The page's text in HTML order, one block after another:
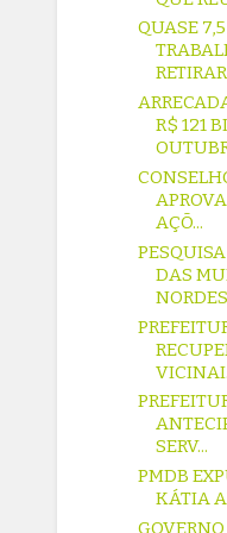
QUASE
R$ 121
AÇÕ...
DAS
SERV...
PMDB
KÁTIA